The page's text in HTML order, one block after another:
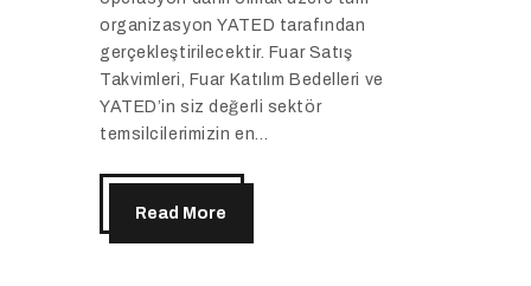
organizasyon YATED tarafından
gerçekleştirilecektir. Fuar Satış
Takvimleri, Fuar Katılım Bedelleri ve
YATED’in siz değerli sektör
temsilcilerimizin en…
Read More